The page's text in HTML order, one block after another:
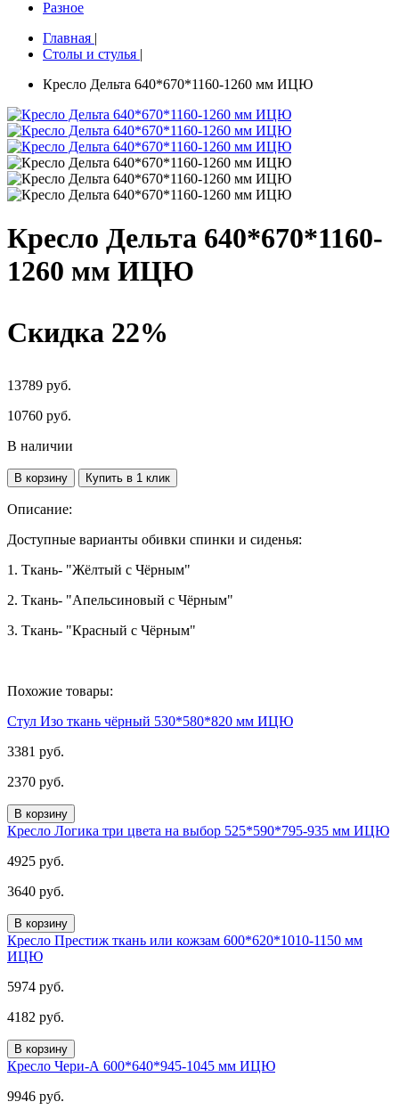
Разное
Главная |
Столы и стулья |
Кресло Дельта 640*670*1160-1260 мм ИЦЮ
Кресло Дельта 640*670*1160-
1260 мм ИЦЮ
Скидка 22%
13789 руб.
10760 руб.
В наличии
В корзину Купить в 1 клик
Описание:
Доступные варианты обивки спинки и сиденья:
1. Ткань- "Жёлтый с Чёрным"
2. Ткань- "Апельсиновый с Чёрным"
3. Ткань- "Красный с Чёрным"
Похожие товары:
Стул Изо ткань чёрный 530*580*820 мм ИЦЮ
3381 руб.
2370 руб.
В корзину
Кресло Логика три цвета на выбор 525*590*795-935 мм ИЦЮ
4925 руб.
3640 руб.
В корзину
Кресло Престиж ткань или кожзам 600*620*1010-1150 мм
ИЦЮ
5974 руб.
4182 руб.
В корзину
Кресло Чери-А 600*640*945-1045 мм ИЦЮ
9946 руб.